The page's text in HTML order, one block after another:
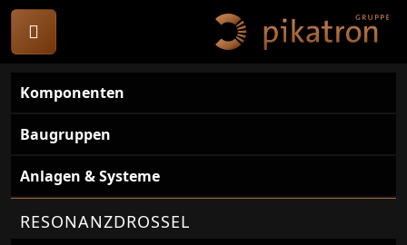
Komponenten
Baugruppen
Anlagen & Systeme
RESONANZDROSSEL